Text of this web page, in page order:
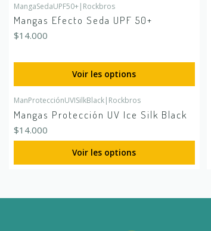
MangaSedaUPF50+| Rockbros
Mangas Efecto Seda UPF 50+
$14.000
Voir les options
ManProtecciónUVISilkBlack| Rockbros
Mangas Protección UV Ice Silk Black
$14.000
Voir les options